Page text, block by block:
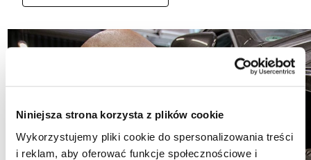
Niniejsza strona korzysta z plików cookie
Wykorzystujemy pliki cookie do spersonalizowania treści
i reklam, aby oferować funkcje społecznościowe i